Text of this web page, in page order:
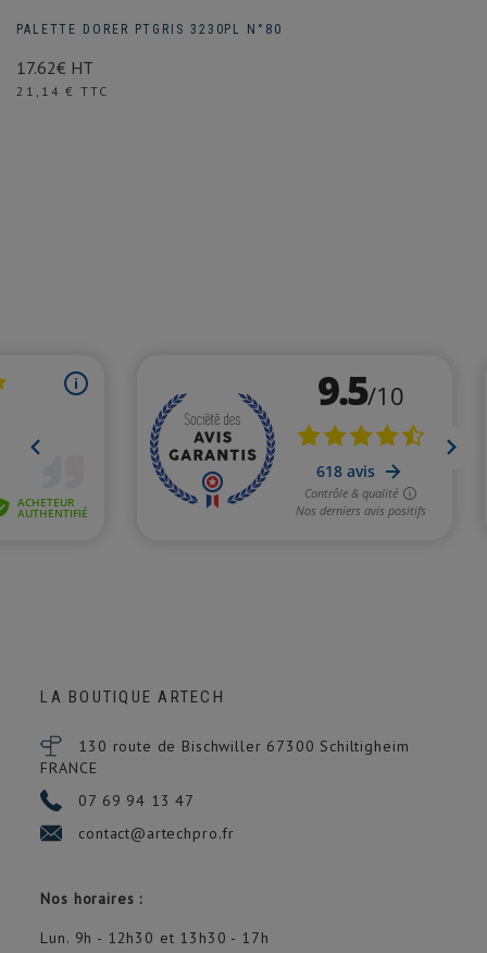
PALETTE DORER PTGRIS 3230PL N°80
17.62€ HT
Prix
21,14 € TTC
LA BOUTIQUE ARTECH
130 route de Bischwiller 67300 Schiltigheim
FRANCE
07 69 94 13 47
contact@artechpro.fr
Nos horaires :
Lun. 9h - 12h30 et 13h30 - 17h